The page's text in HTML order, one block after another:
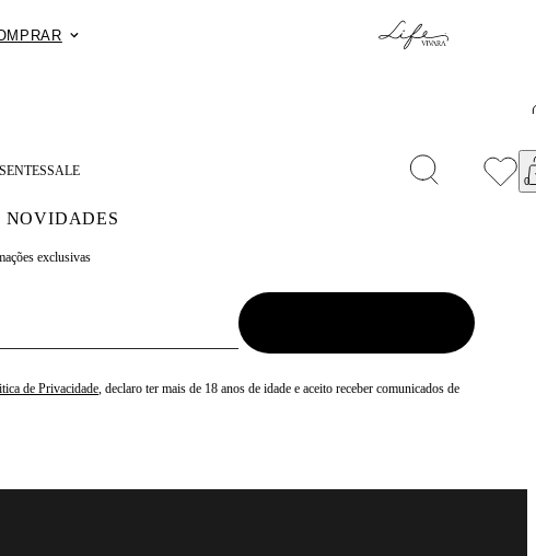
Exclusivo no
SALE
NOVIDADES
exclusivas
de Privacidade, declaro ter mais de 18 anos de idade e aceito receber comunicados de